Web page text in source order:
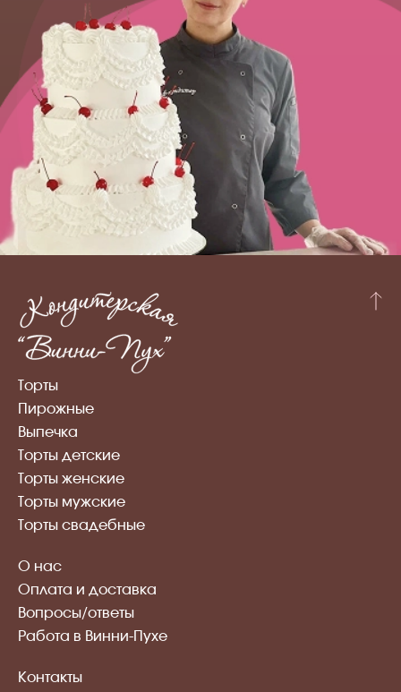
Торты
Пирожные
Выпечка
Торты детские
Торты женские
Торты мужские
Торты свадебные
О нас
Оплата и доставка
Вопросы/ответы
Работа в Винни-Пухе
Контакты